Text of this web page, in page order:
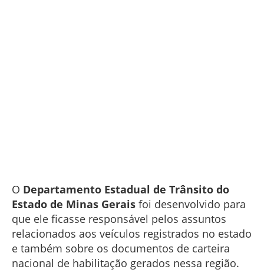
O Departamento Estadual de Trânsito do
Estado de Minas Gerais foi desenvolvido para
que ele ficasse responsável pelos assuntos
relacionados aos veículos registrados no estado
e também sobre os documentos de carteira
nacional de habilitação gerados nessa região.